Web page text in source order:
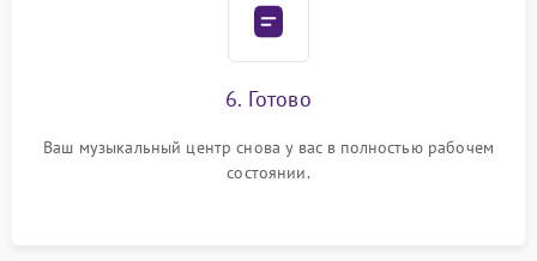
6. Готово
Ваш музыкальный центр снова у вас в полностью рабочем
состоянии.